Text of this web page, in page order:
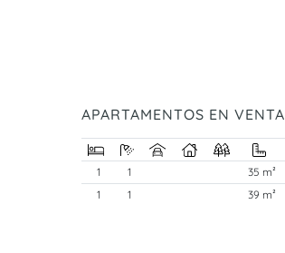
APARTAMENTOS EN VENTA
1 1 35 m²
1
1 39 m²